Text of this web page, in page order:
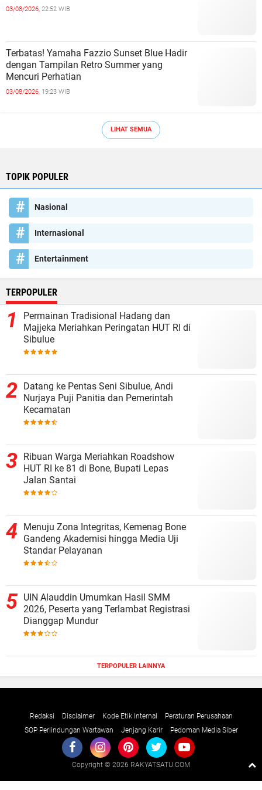
03/08/2026, 22:52 WIB
Terbatas! Yamaha Fazzio Sunset Blue Hadir
dengan Tampilan Retro Summer yang
Mencuri Perhatian
03/08/2026, 19:23 WIB
LIHAT SEMUA
TOPIK POPULER
Nasional
Internasional
Entertainment
TERPOPULER
Permainan Tradisional Hadang dan
Majjeka Meriahkan Peringatan HUT RI di
Sibulue
Datang ke Pentas Seni Sibulue, Andi
Nurjaya Puji Panitia dan Pemerintah
Kecamatan
Ribuan Warga Meriahkan Roadshow
HUT RI ke 81 di Bone, Bupati Lepas
Jalan Santai
Menuju Zona Integritas, Kemenag Bone
Gandeng Akademisi hingga Media Uji
Standar Pelayanan
UIN Alauddin Umumkan Hasil SMM
2026, Peserta yang Terlambat Registrasi
Dianggap Mundur
TERPOPULER LAINNYA
Redaksi Disclaimer Kode Etik Internal
Peraturan Perusahaan
SOP Perlindungan Wartawan
Jenjang Karir Pedoman Media Siber
Copyright © 2026 RAKYATSATU.COM
Raushan